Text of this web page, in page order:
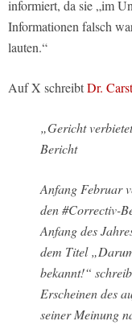
informiert, da sie „im
Informationen falsch
lauten.“
Auf X schreibtDr.
„Gericht
Bericht
Anfang Februar
den #Correctiv-
Anfang des
dem Titel
bekannt!“
Erscheinen des
seiner Meinung